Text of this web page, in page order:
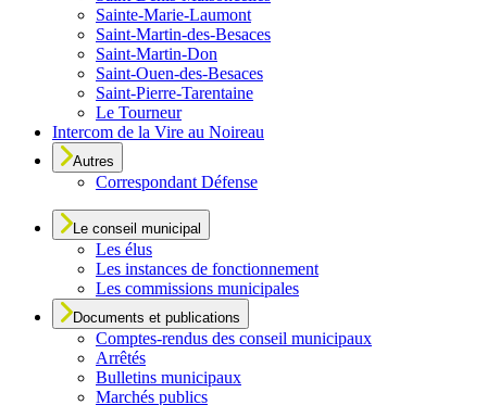
Sainte-Marie-Laumont
Saint-Martin-des-Besaces
Saint-Martin-Don
Saint-Ouen-des-Besaces
Saint-Pierre-Tarentaine
Le Tourneur
Intercom de la Vire au Noireau
Autres
Correspondant Défense
Le conseil municipal
Les élus
Les instances de fonctionnement
Les commissions municipales
Documents et publications
Comptes-rendus des conseil municipaux
Arrêtés
Bulletins municipaux
Marchés publics